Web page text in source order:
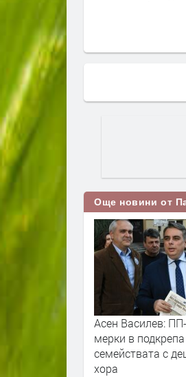
Още новини от
ни в
Асен Василев:
мерки в
семействата с
хора